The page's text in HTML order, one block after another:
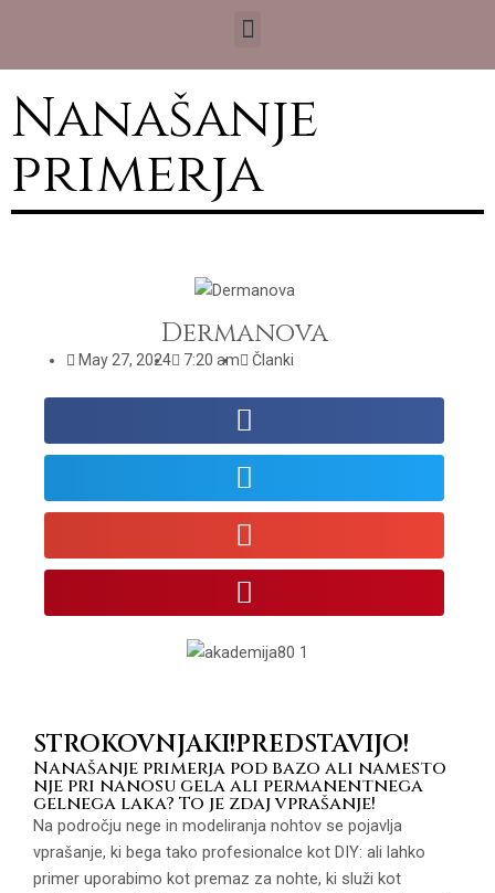
Nanašanje
primerja
Dermanova
May 27, 2024 7:20 am Članki
STROKOVNJAKI!PREDSTAVIJO!
Nanašanje primerja pod bazo ali namesto
nje pri nanosu gela ali permanentnega
gelnega laka? To je zdaj vprašanje!
Na področju nege in modeliranja nohtov se pojavlja
vprašanje, ki bega tako profesionalce kot DIY: ali lahko
primer uporabimo kot premaz za nohte, ki služi kot